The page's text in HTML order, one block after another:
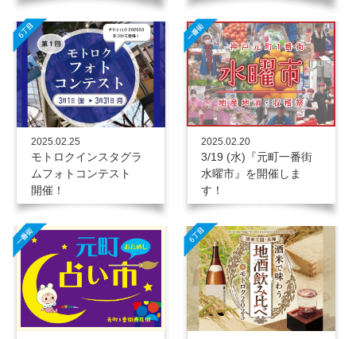
2025.02.25
モトロクインスタグラ
ムフォトコンテスト
開催！
2025.02.20
3/19 (水)『元町一番街
水曜市』を開催しま
す！